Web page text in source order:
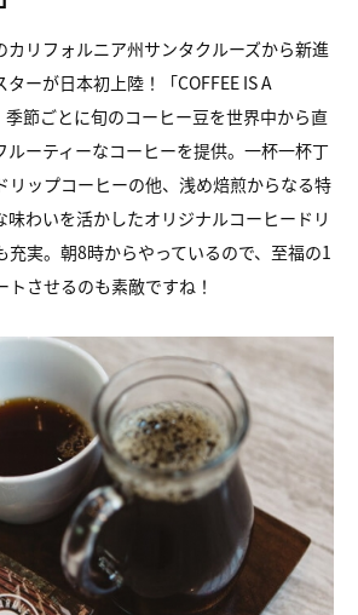
カリフォルニア州サンタクルーズから新進
ーが日本初上陸！「COFFEE IS A
季節ごとに旬のコーヒー豆を世界中から直
ルーティーなコーヒーを提供。一杯一杯丁
リップコーヒーの他、浅め焙煎からなる特
味わいを活かしたオリジナルコーヒードリ
充実。朝8時からやっているので、至福の1
させるのも素敵ですね！